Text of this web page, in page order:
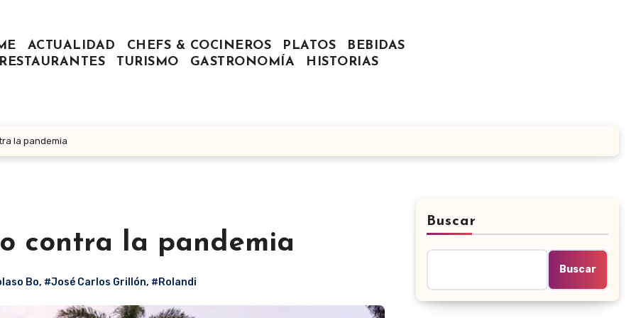
ACTUALIDAD CHEFS & COCINEROS PLATOS
BEBIDAS
RESTAURANTES
TURISMO GASTRONOMÍA HISTORIAS
la pandemia
contra la pandemia
Bo, #José Carlos Grillón, #Rolandi
Buscar
Buscar